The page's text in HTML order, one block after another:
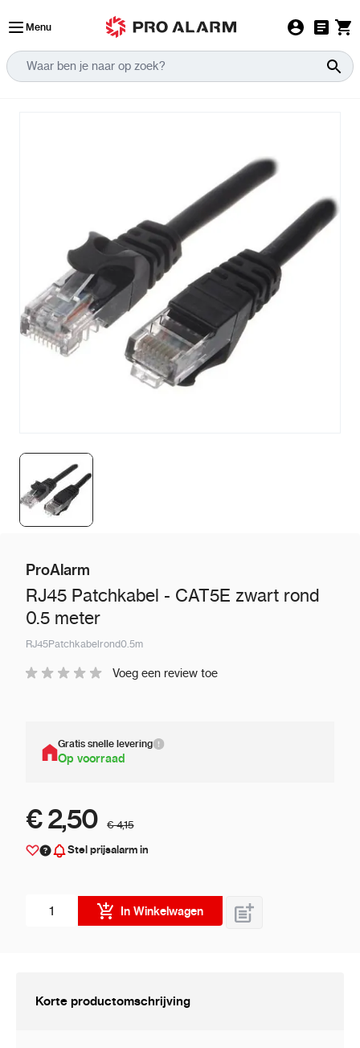
Menu
ProAlarm
RJ45 Patchkabel - CAT5E zwart rond
0.5 meter
RJ45Patchkabelrond0.5m
Voeg een review toe
Gratis snelle levering
Op voorraad
€ 2,50 € 4,15
Stel prijsalarm in
In Winkelwagen
Korte productomschrijving